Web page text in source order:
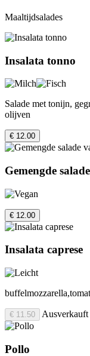
Maaltijdsalades
Insalata tonno
Salade met tonijn,
olijven
€ 12.00
Gemengde
€ 12.00
Insalata caprese
€ 11.50 Ausverkauft
Pollo